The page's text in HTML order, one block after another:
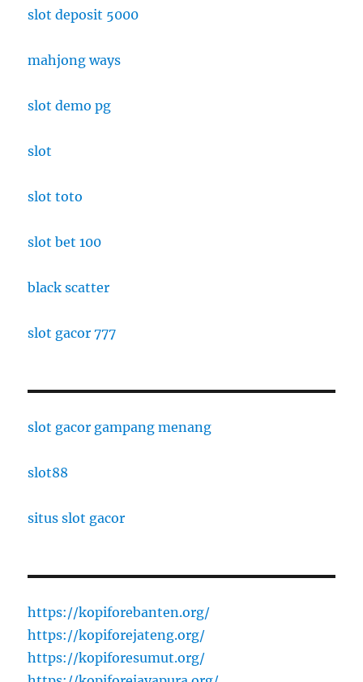
slot deposit 5000
mahjong ways
slot demo pg
slot
slot toto
slot bet 100
black scatter
slot gacor 777
slot gacor gampang menang
slot88
situs slot gacor
https://kopiforebanten.org/
https://kopiforejateng.org/
https://kopiforesumut.org/